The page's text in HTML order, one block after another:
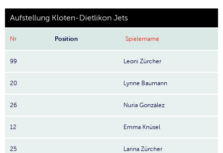
Aufstellung Kloten-Dietlikon Jets
Nr Position Spielername
99 Leoni Zürcher
20 Lynne Baumann
26 Nuria Gonzàlez
12 Emma Knüsel
25 Larina Zürcher